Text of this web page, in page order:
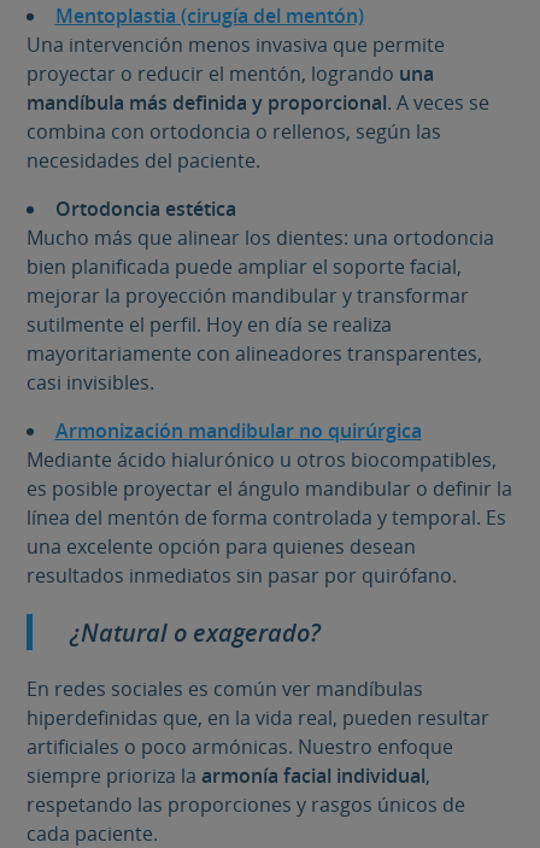
Mentoplastia (cirugía del mentón)
Una intervención menos invasiva que permite
proyectar o reducir el mentón, logrando una
mandíbula más definida y proporcional. A veces se
combina con ortodoncia o rellenos, según las
necesidades del paciente.
Ortodoncia estética
Mucho más que alinear los dientes: una ortodoncia
bien planificada puede ampliar el soporte facial,
mejorar la proyección mandibular y transformar
sutilmente el perfil. Hoy en día se realiza
mayoritariamente con alineadores transparentes,
casi invisibles.
Armonización mandibular no quirúrgica
Mediante ácido hialurónico u otros biocompatibles,
es posible proyectar el ángulo mandibular o definir la
línea del mentón de forma controlada y temporal. Es
una excelente opción para quienes desean
resultados inmediatos sin pasar por quirófano.
¿Natural o exagerado?
En redes sociales es común ver mandíbulas
hiperdefinidas que, en la vida real, pueden resultar
artificiales o poco armónicas. Nuestro enfoque
siempre prioriza laarmonía facial individual,
respetando las proporciones y rasgos únicos de
cada paciente.